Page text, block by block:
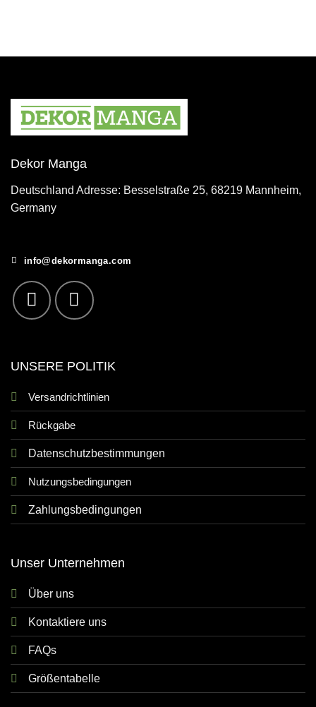
Dekor Manga
Deutschland Adresse: Besselstraße 25, 68219 Mannheim,
Germany
info@dekormanga.com
UNSERE POLITIK
Versandrichtlinien
Rückgabe
Datenschutzbestimmungen
Nutzungsbedingungen
Zahlungsbedingungen
Unser Unternehmen
Über uns
Kontaktiere uns
FAQs
Größentabelle